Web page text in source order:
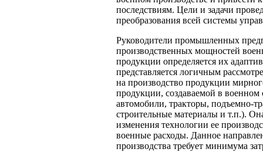
последствиям. Цели и задачи
преобразования всей системы
Руководители промышленных
производственных мощностей
продукции определяется их
представляется логичным
на производство продукции
продукции, создаваемой в военном
автомобили, тракторы, подъемно-
строительные материалы и т.п.).
изменения технологии ее
военные расходы. Данное
производства требует минимума